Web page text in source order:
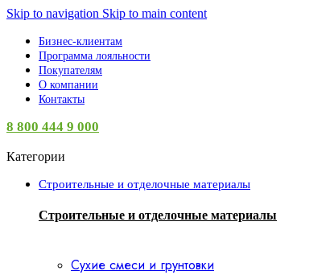
Skip to navigation Skip to main content
Бизнес-клиентам
Программа лояльности
Покупателям
О компании
Контакты
8 800 444 9 000
Категории
Строительные и отделочные материалы
Строительные и отделочные материалы
Сухие смеси и грунтовки